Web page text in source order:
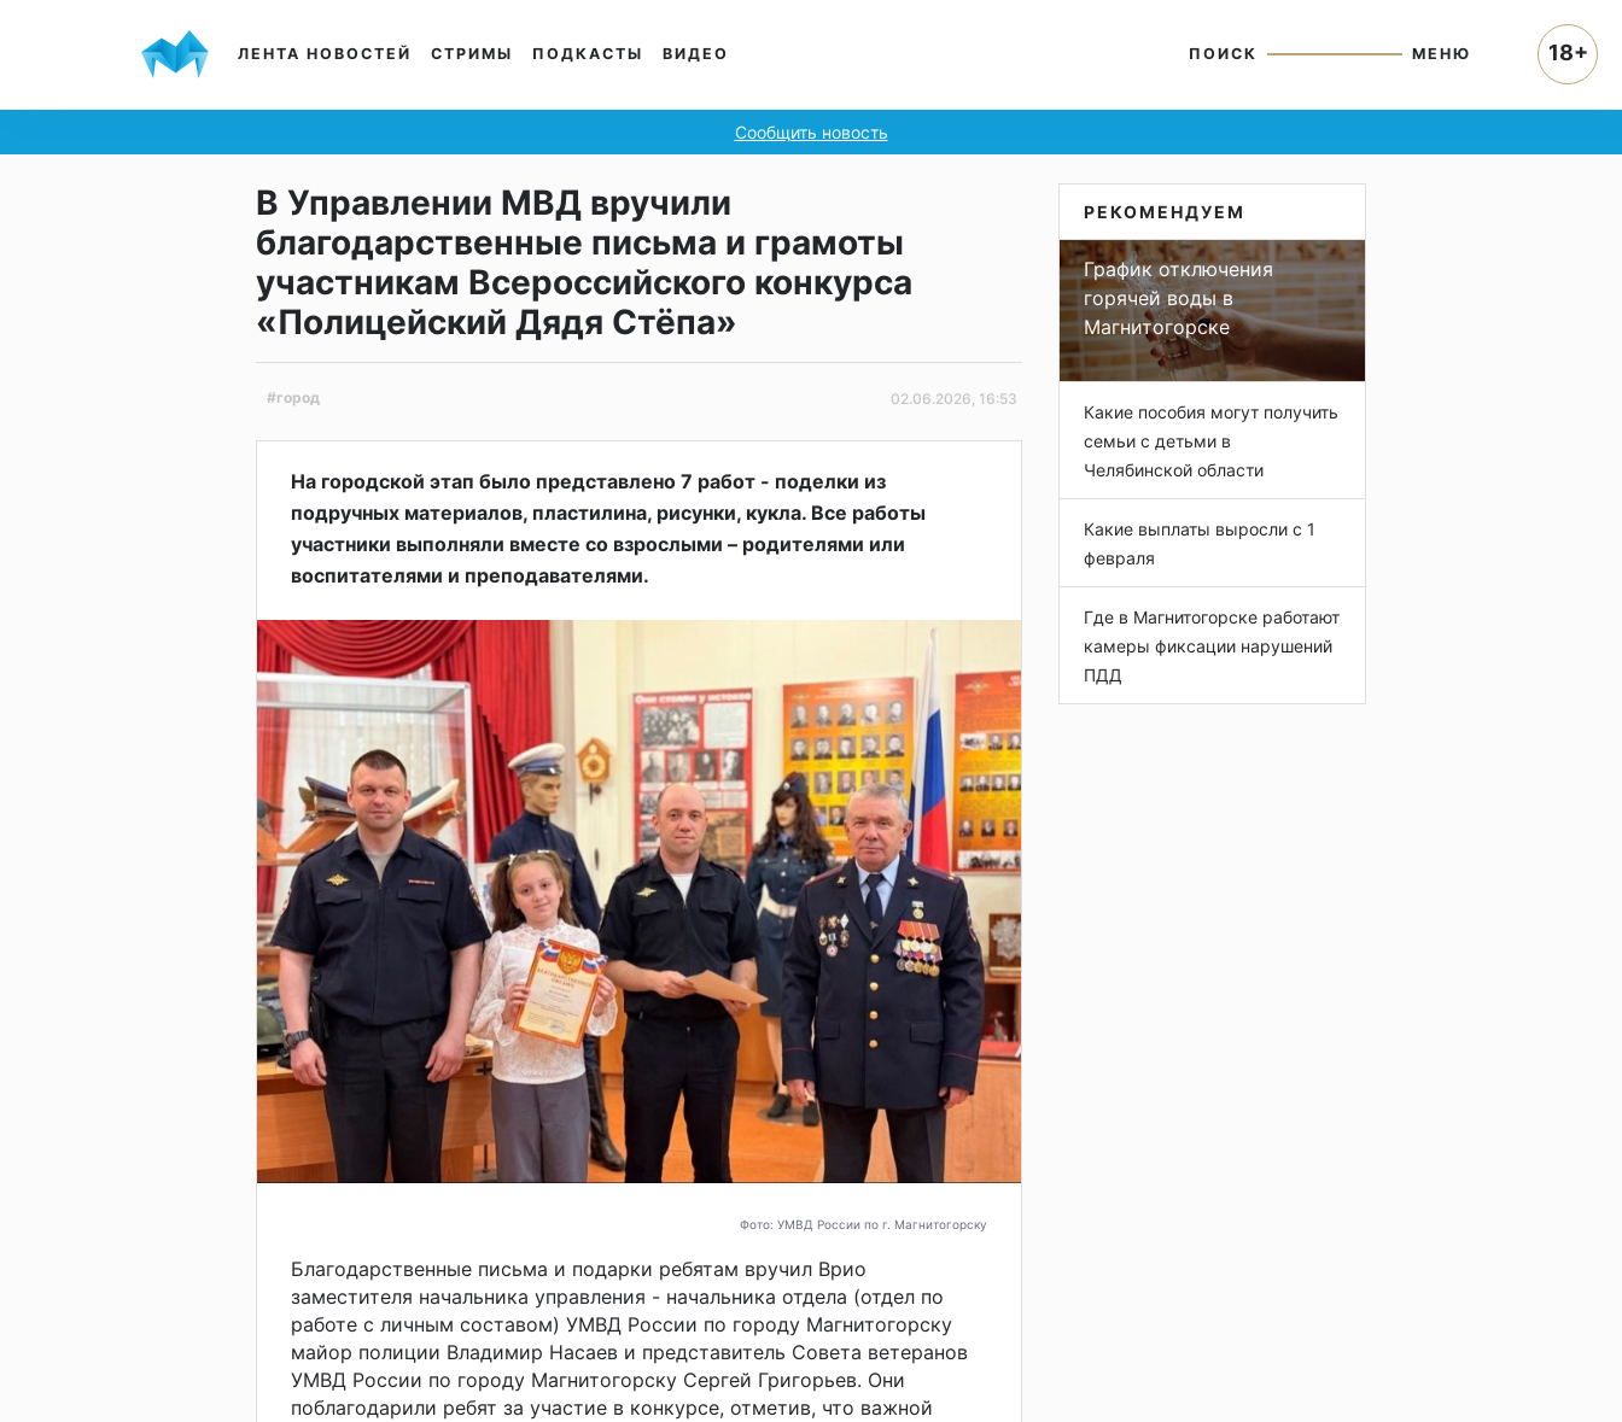
ЛЕНТА НОВОСТЕЙ СТРИМЫ ПОДКАСТЫ ВИДЕО ПОИСК МЕНЮ
Сообщить новость
В Управлении МВД вручили
благодарственные письма и грамоты
участникам Всероссийского конкурса
«Полицейский Дядя Стёпа»
#город 02.06.2026, 16:53
На городской этап было представлено 7 работ - поделки из
подручных материалов, пластилина, рисунки, кукла. Все работы
участники выполняли вместе со взрослыми – родителями или
воспитателями и преподавателями.
Фото: УМВД России по г. Магнитогорску
Благодарственные письма и подарки ребятам вручил Врио
заместителя начальника управления - начальника отдела (отдел по
работе с личным составом) УМВД России по городу Магнитогорску
майор полиции Владимир Насаев и представитель Совета ветеранов
УМВД России по городу Магнитогорску Сергей Григорьев. Они
поблагодарили ребят за участие в конкурсе, отметив, что важной
РЕКОМЕНДУЕМ
График отключения
горячей воды в
Магнитогорске
Какие пособия могут получить
семьи с детьми в
Челябинской области
Какие выплаты выросли с 1
февраля
Где в Магнитогорске работают
камеры фиксации нарушений
ПДД
18+